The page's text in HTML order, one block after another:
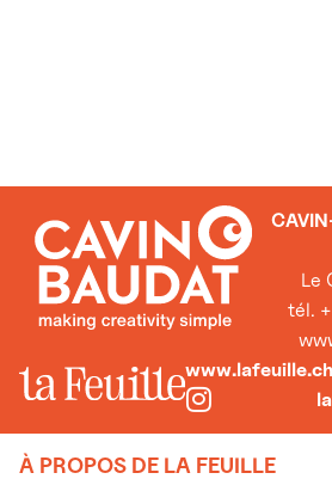
Le
tél.
www.lafeuille.ch
À PROPOS DE LA FEUILLE